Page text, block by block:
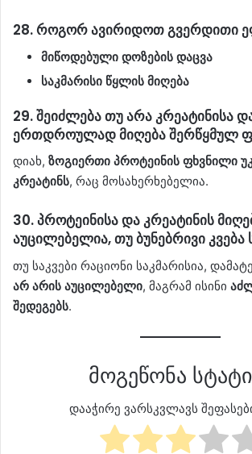
28.როგორ ავირიდოთ გვერდითი
მიწოდებული დოზების დაცვა
საკმარისი წყლის მიღება
29.შეიძლება თუ არა კრეატინისა
ერთდროულად მიღება შერწყმულ
დიახ, ზოგიერთი პროტეინის ფხვნილი
კრეატინს, რაც მოსახერხებელია.
30.პროტეინისა და კრეატინის
აუცილებელია, თუ ბუნებრივი კვება
თუ საკვები რაციონი საკმარისია,
არ არის აუცილებელი, მაგრამ ისინი
შედეგებს.
მოგეწონა
დააჭირე ვარსკვლავს